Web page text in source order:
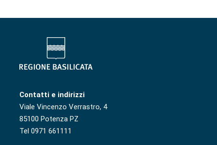
Contatti e indirizzi
Viale Vincenzo Verrastro, 4
85100 Potenza PZ
Tel 0971 661111